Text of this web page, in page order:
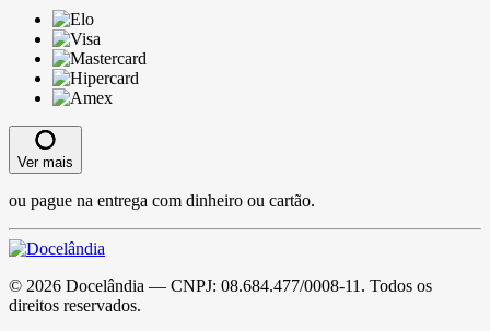
Ver mais
ou pague na entrega com dinheiro ou cartão.
© 2026 Docelândia — CNPJ: 08.684.477/0008-11 . Todos os
direitos reservados.